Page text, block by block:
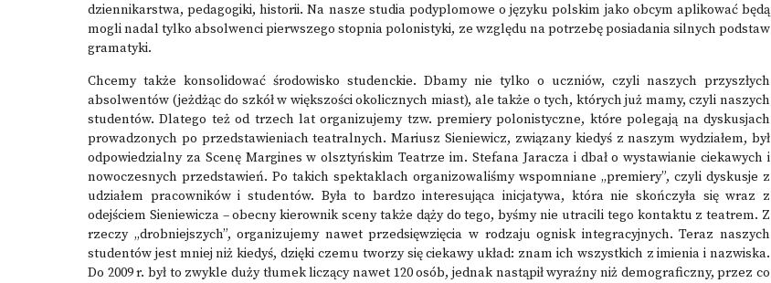
dziennikarstwa, pedagogiki, historii. Na nasze studia podyplomowe o języku polskim jako obcym aplikować będą
mogli nadal tylko absolwenci pierwszego stopnia polonistyki, ze względu na potrzebę posiadania silnych podstaw
gramatyki.
Chcemy także konsolidować środowisko studenckie. Dbamy nie tylko o uczniów, czyli naszych przyszłych
absolwentów (jeżdżąc do szkół w większości okolicznych miast), ale także o tych, których już mamy, czyli naszych
studentów. Dlatego też od trzech lat organizujemy tzw. premiery polonistyczne, które polegają na dyskusjach
prowadzonych po przedstawieniach teatralnych. Mariusz Sieniewicz, związany kiedyś z naszym wydziałem, był
odpowiedzialny za Scenę Margines w olsztyńskim Teatrze im. Stefana Jaracza i dbał o wystawianie ciekawych i
nowoczesnych przedstawień. Po takich spektaklach organizowaliśmy wspomniane „premiery”, czyli dyskusje z
udziałem pracowników i studentów. Była to bardzo interesująca inicjatywa, która nie skończyła się wraz z
odejściem Sieniewicza – obecny kierownik sceny także dąży do tego, byśmy nie utracili tego kontaktu z teatrem. Z
rzeczy „drobniejszych”, organizujemy nawet przedsięwzięcia w rodzaju ognisk integracyjnych. Teraz naszych
studentów jest mniej niż kiedyś, dzięki czemu tworzy się ciekawy układ: znam ich wszystkich z imienia i nazwiska.
Do 2009 r. był to zwykle duży tłumek liczący nawet 120 osób, jednak nastąpił wyraźny niż demograficzny, przez co